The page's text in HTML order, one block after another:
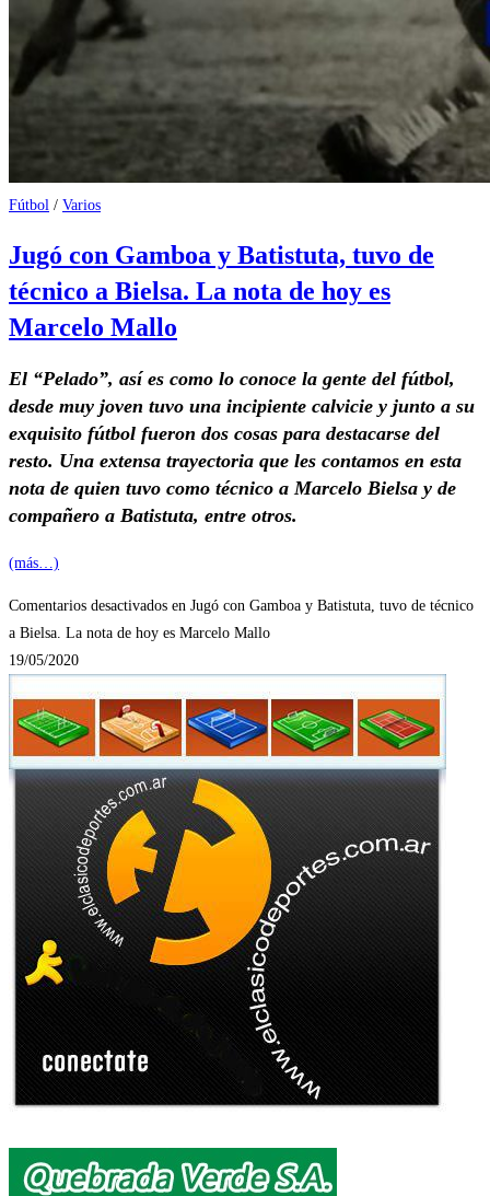
Fútbol / Varios
Jugó con Gamboa y Batistuta, tuvo de
técnico a Bielsa. La nota de hoy es
Marcelo Mallo
El “Pelado”, así es como lo conoce la gente del fútbol,
desde muy joven tuvo una incipiente calvicie y junto a su
exquisito fútbol fueron dos cosas para destacarse del
resto. Una extensa trayectoria que les contamos en esta
nota de quien tuvo como técnico a Marcelo Bielsa y de
compañero a Batistuta, entre otros.
(más…)
Comentarios desactivados en Jugó con Gamboa y Batistuta, tuvo de técnico
a Bielsa. La nota de hoy es Marcelo Mallo
19/05/2020